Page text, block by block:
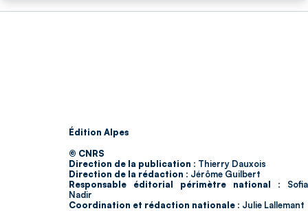
Édition Alpes
© CNRS
Direction de la publication : Thierry Dauxois
Direction de la rédaction : Jérôme Guilbert
Responsable éditorial périmètre national : Sofia
Nadir
Coordination et rédaction nationale : Julie Lallemant